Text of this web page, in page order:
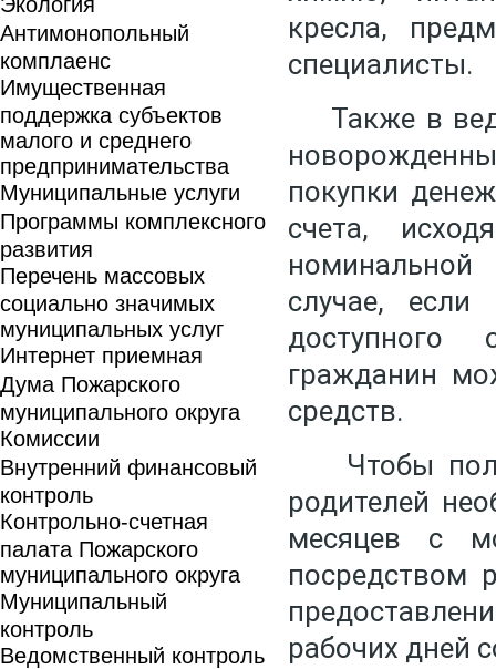
Антимонопольный
комплаенс
Имущественная
поддержка субъектов
малого и среднего
предпринимательства
Муниципальные услуги
Программы комплексного
развития
Перечень массовых
социально значимых
муниципальных услуг
Интернет приемная
Дума Пожарского
муниципального округа
Комиссии
Внутренний финансовый
контроль
Контрольно-счетная
палата Пожарского
муниципального округа
Муниципальный
контроль
Ведомственный контроль
кресла,
специалисты.
Также в
покупки
счета,
номинальной
случае, если
доступного
гражданин
средств.
Чтобы
родителей
месяцев с
посредством
рабочих дней